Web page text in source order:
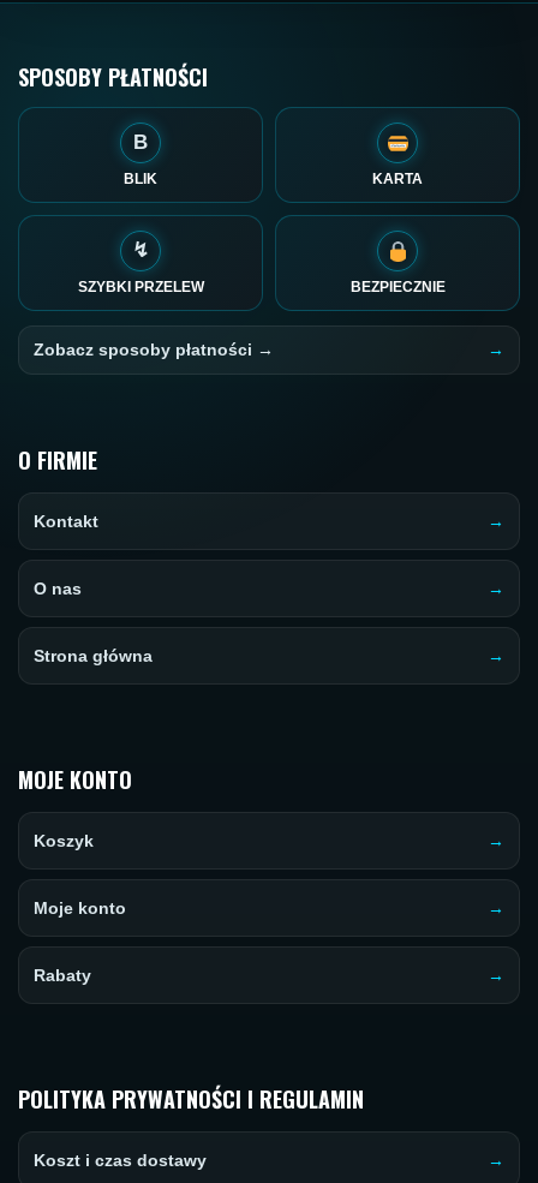
SPOSOBY PŁATNOŚCI
B
BLIK KARTA
↯
SZYBKI PRZELEW BEZPIECZNIE
Zobacz sposoby płatności →
O FIRMIE
Kontakt
O nas
Strona główna
MOJE KONTO
Koszyk
Moje konto
Rabaty
POLITYKA PRYWATNOŚCI I REGULAMIN
Koszt i czas dostawy